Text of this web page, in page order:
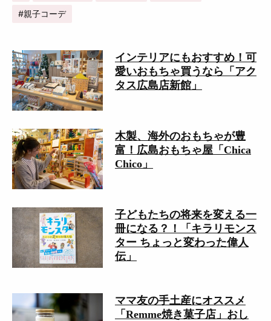
親子コーデ
インテリアにもおすすめ！可
愛いおもちゃ買うなら「アク
タス広島店新館」
木製、海外のおもちゃが豊
富！広島おもちゃ屋「Chica
Chico」
子どもたちの将来を変える一
冊になる？！「キラリモンス
ター ちょっと変わった偉人
伝」
ママ友の手土産にオススメ
「Remme焼き菓子店」おし